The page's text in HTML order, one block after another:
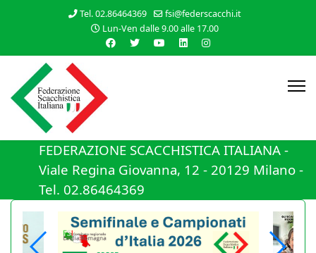
Tel. 02.86464369
fsi@federscacchi.it
Lun-Ven dalle 9.00 alle 17.00
FEDERAZIONE SCACCHISTICA ITALIANA -
Viale Regina Giovanna, 12 - 20129 Milano -
Tel. 02.86464369